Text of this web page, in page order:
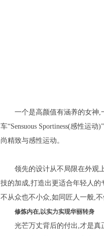
一个是高颜值有涵养的女神
车“Sensuous Sportiness(感性运
尚精致与感性运动。
领先的设计从不局限在外观
技的加成,打造出更适合年轻人
不从众也不小众,如同匠人一般,不
修炼内在,以实力实现华丽转身
光芒万丈背后的付出,才是